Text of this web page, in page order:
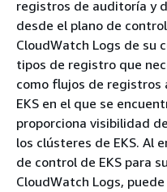
registros de auditoría y
desde el plano de
CloudWatch Logs de su
tipos de registro que
como flujos de registros
EKS en el que se
proporciona visibilidad
los clústeres de EKS. Al
de control de EKS para
CloudWatch Logs,